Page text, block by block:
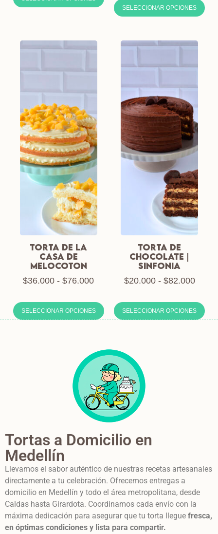
SELECCIONAR OPCIONES
TORTA DE LA
CASA DE
MELOCOTON
$36.000 - $76.000
SELECCIONAR OPCIONES
TORTA DE
CHOCOLATE |
SINFONIA
$20.000 - $82.000
SELECCIONAR OPCIONES
Tortas a Domicilio en
Medellín
Llevamos el sabor auténtico de nuestras recetas artesanales
directamente a tu celebración. Ofrecemos entregas a
domicilio en Medellín y todo el área metropolitana, desde
Caldas hasta Girardota. Coordinamos cada envío con la
máxima dedicación para asegurar que tu torta llegue fresca,
en óptimas condiciones y lista para compartir.